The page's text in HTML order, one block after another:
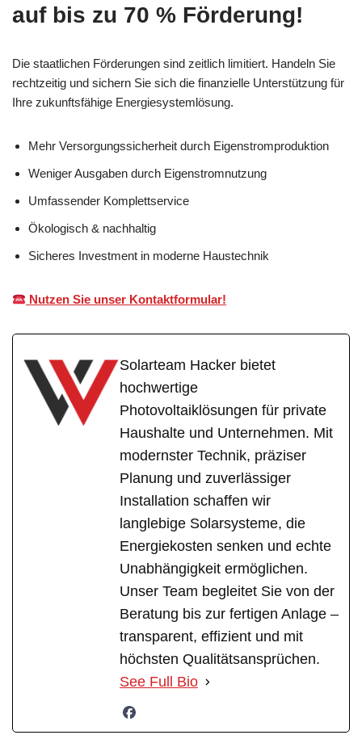
auf bis zu 70 % Förderung!
Die staatlichen Förderungen sind zeitlich limitiert. Handeln Sie
rechtzeitig und sichern Sie sich die finanzielle Unterstützung für
Ihre zukunftsfähige Energiesystemlösung.
Mehr Versorgungssicherheit durch Eigenstromproduktion
Weniger Ausgaben durch Eigenstromnutzung
Umfassender Komplettservice
Ökologisch & nachhaltig
Sicheres Investment in moderne Haustechnik
Nutzen Sie unser Kontaktformular!
Solarteam Hacker bietet
hochwertige
Photovoltaiklösungen für private
Haushalte und Unternehmen. Mit
modernster Technik, präziser
Planung und zuverlässiger
Installation schaffen wir
langlebige Solarsysteme, die
Energiekosten senken und echte
Unabhängigkeit ermöglichen.
Unser Team begleitet Sie von der
Beratung bis zur fertigen Anlage –
transparent, effizient und mit
höchsten Qualitätsansprüchen.
See Full Bio